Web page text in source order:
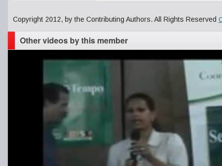
Copyright 2012, by the Contributing Authors. All Rights Reserved
Other videos by this member